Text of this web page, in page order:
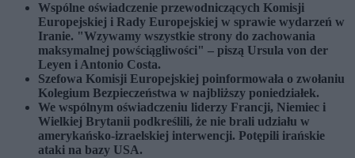
Wspólne oświadczenie przewodniczących Komisji
Europejskiej i Rady Europejskiej w sprawie wydarzeń w
Iranie. "Wzywamy wszystkie strony do zachowania
maksymalnej powściągliwości" – piszą Ursula von der
Leyen i Antonio Costa.
Szefowa Komisji Europejskiej poinformowała o zwołaniu
Kolegium Bezpieczeństwa w najbliższy poniedziałek.
We wspólnym oświadczeniu liderzy Francji, Niemiec i
Wielkiej Brytanii podkreślili, że nie brali udziału w
amerykańsko-izraelskiej interwencji. Potępili irańskie
ataki na bazy USA.